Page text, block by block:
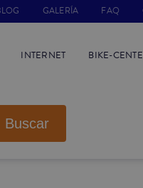
GALERÍA FAQ
INTERNET BIKE-
Buscar